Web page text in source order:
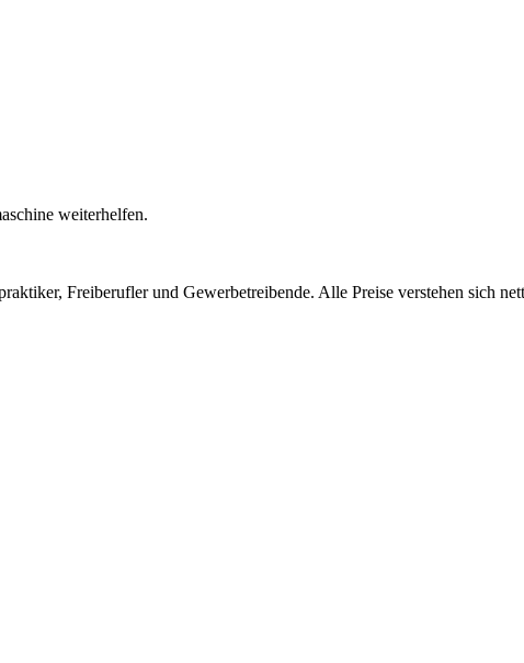
weiterhelfen.
Freiberufler und Gewerbetreibende. Alle Preise verstehen sich